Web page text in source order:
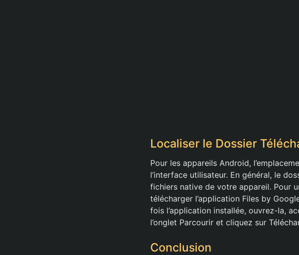
Localiser le Dossier
Pour les appareils Android,
l’interface utilisateur. En général, le
fichiers native de votre appareil. Pour
télécharger l’application Files by
fois l’application installée, ouvrez-la,
l’onglet Parcourir et cliquez sur
Conclusion